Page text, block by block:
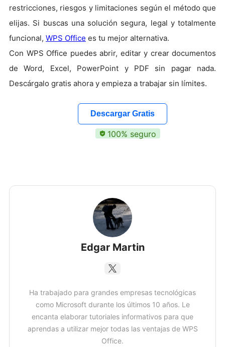
restricciones, riesgos y limitaciones según el método que
elijas. Si buscas una solución segura, legal y totalmente
funcional, WPS Office es tu mejor alternativa.
Con WPS Office puedes abrir, editar y crear documentos
de Word, Excel, PowerPoint y PDF sin pagar nada.
Descárgalo gratis ahora y empieza a trabajar sin límites.
Descargar Gratis
100% seguro
Edgar Martin
Ha trabajado para grandes empresas tecnológicas
como Microsoft durante los últimos 10 años. Le
encanta elaborar tutoriales informativos para que
aprendas a utilizar mejor todas las ventajas de WPS
Office.